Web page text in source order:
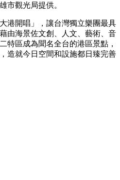
市觀光局提供。
港開唱」，讓台灣獨立樂團最具
由海景佐文創、人文、藝術、音
特區成為聞名全台的港區景點，
造就今日空間和設施都日臻完善